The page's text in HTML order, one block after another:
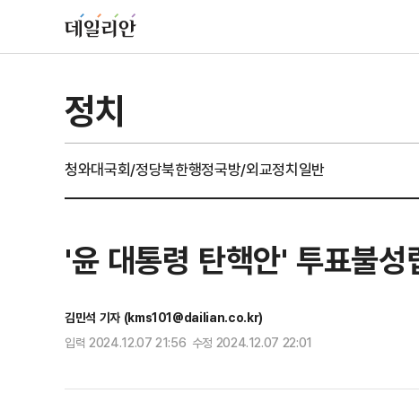
정치
청와대국회/정당북한행정국방/외교정치일반
'윤 대통령 탄핵안' 투표불
김민석 기자 (kms101@dailian.co.kr)
입력 2024.12.07 21:56 수정 2024.12.07 22:01